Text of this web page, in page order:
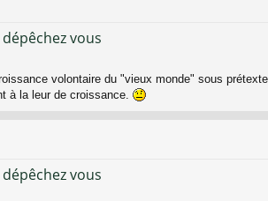
vous
volontaire du "vieux monde" sous
à la leur de croissance.
vous